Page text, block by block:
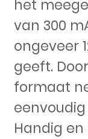
het
van 300
ongeveer
geeft.
formaat
Handig